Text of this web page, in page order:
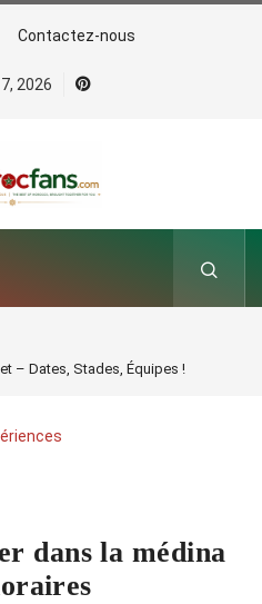
Contactez-nous
2026
– Dates, Stades, Équipes !
dans la médina